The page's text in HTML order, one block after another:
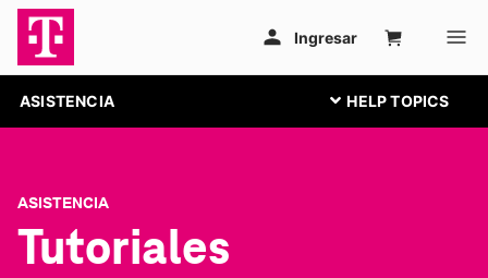
ASISTENCIA
ASISTENCIA
Tutoriales